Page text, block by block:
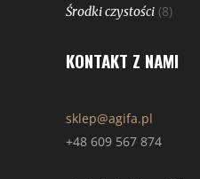
Środki czystości (8)
KONTAKT Z NAMI
sklep@agifa.pl
+48 609 567 874